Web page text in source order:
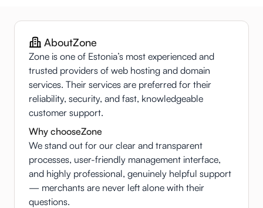
AboutZone
Zone is one of Estonia’s most experienced and
trusted providers of web hosting and domain
services. Their services are preferred for their
reliability, security, and fast, knowledgeable
customer support.
Why chooseZone
We stand out for our clear and transparent
processes, user-friendly management interface,
and highly professional, genuinely helpful support
— merchants are never left alone with their
questions.